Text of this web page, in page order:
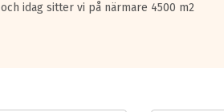
och idag sitter vi på närmare 4500 m2